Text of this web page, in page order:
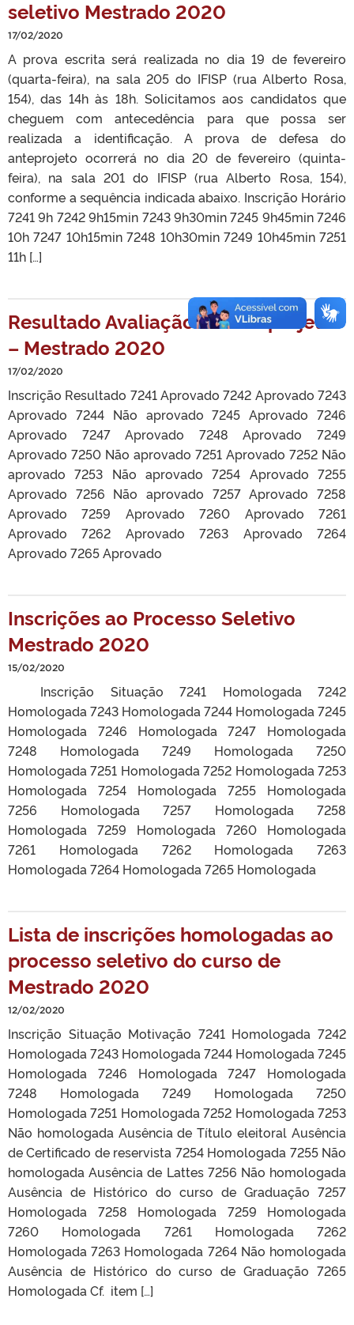
seletivo Mestrado 2020
17/02/2020
A prova escrita será realizada no dia 19 de fevereiro
(quarta-feira), na sala 205 do IFISP (rua Alberto Rosa,
154), das 14h às 18h. Solicitamos aos candidatos que
cheguem com antecedência para que possa ser
realizada a identificação. A prova de defesa do
anteprojeto ocorrerá no dia 20 de fevereiro (quinta-
feira), na sala 201 do IFISP (rua Alberto Rosa, 154),
conforme a sequência indicada abaixo. Inscrição Horário
7241 9h 7242 9h15min 7243 9h30min 7245 9h45min 7246
10h 7247 10h15min 7248 10h30min 7249 10h45min 7251
11h […]
Resultado Avaliação de Anteprojeto
– Mestrado 2020
17/02/2020
Inscrição Resultado 7241 Aprovado 7242 Aprovado 7243
Aprovado 7244 Não aprovado 7245 Aprovado 7246
Aprovado 7247 Aprovado 7248 Aprovado 7249
Aprovado 7250 Não aprovado 7251 Aprovado 7252 Não
aprovado 7253 Não aprovado 7254 Aprovado 7255
Aprovado 7256 Não aprovado 7257 Aprovado 7258
Aprovado 7259 Aprovado 7260 Aprovado 7261
Aprovado 7262 Aprovado 7263 Aprovado 7264
Aprovado 7265 Aprovado
Inscrições ao Processo Seletivo
Mestrado 2020
15/02/2020
Inscrição Situação 7241 Homologada 7242
Homologada 7243 Homologada 7244 Homologada 7245
Homologada 7246 Homologada 7247 Homologada
7248 Homologada 7249 Homologada 7250
Homologada 7251 Homologada 7252 Homologada 7253
Homologada 7254 Homologada 7255 Homologada
7256 Homologada 7257 Homologada 7258
Homologada 7259 Homologada 7260 Homologada
7261 Homologada 7262 Homologada 7263
Homologada 7264 Homologada 7265 Homologada
Lista de inscrições homologadas ao
processo seletivo do curso de
Mestrado 2020
12/02/2020
Inscrição Situação Motivação 7241 Homologada 7242
Homologada 7243 Homologada 7244 Homologada 7245
Homologada 7246 Homologada 7247 Homologada
7248 Homologada 7249 Homologada 7250
Homologada 7251 Homologada 7252 Homologada 7253
Não homologada Ausência de Título eleitoral Ausência
de Certificado de reservista 7254 Homologada 7255 Não
homologada Ausência de Lattes 7256 Não homologada
Ausência de Histórico do curso de Graduação 7257
Homologada 7258 Homologada 7259 Homologada
7260 Homologada 7261 Homologada 7262
Homologada 7263 Homologada 7264 Não homologada
Ausência de Histórico do curso de Graduação 7265
Homologada Cf. item […]